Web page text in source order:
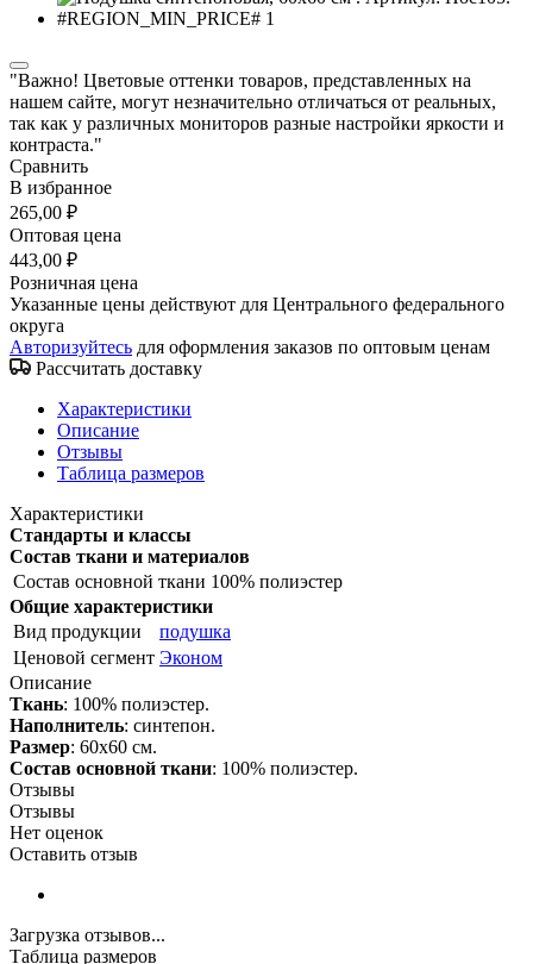
"Важно! Цветовые оттенки товаров, представленных на
нашем сайте, могут незначительно отличаться от реальных,
так как у различных мониторов разные настройки яркости и
контраста."
Сравнить
В избранное
265,00 ₽
Оптовая цена
443,00 ₽
Розничная цена
Указанные цены действуют для Центрального федерального
округа
Авторизуйтесь для оформления заказов по оптовым ценам
Рассчитать доставку
Характеристики
Описание
Отзывы
Таблица размеров
Характеристики
Стандарты и классы
Состав ткани и материалов
Состав основной ткани 100% полиэстер
Общие характеристики
Вид продукции
подушка
Ценовой сегмент Эконом
Описание
Ткань: 100% полиэстер.
Наполнитель: синтепон.
Размер: 60х60 см.
Состав основной ткани: 100% полиэстер.
Отзывы
Отзывы
Нет оценок
Оставить отзыв
Загрузка отзывов...
Таблица размеров